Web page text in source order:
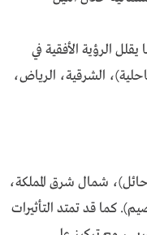
يقلل الرؤية الأفقية في
الشرقية، الرياض،
شمال شرق المملكة،
كما قد تمتد التأثيرات